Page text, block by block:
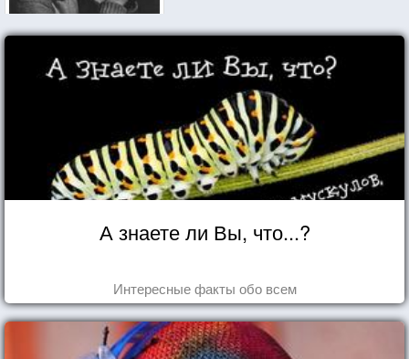
А знаете ли Вы, что...?
Интересные факты обо всем